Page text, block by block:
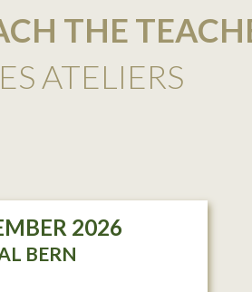
THE
ATELIERS
2026
BERN